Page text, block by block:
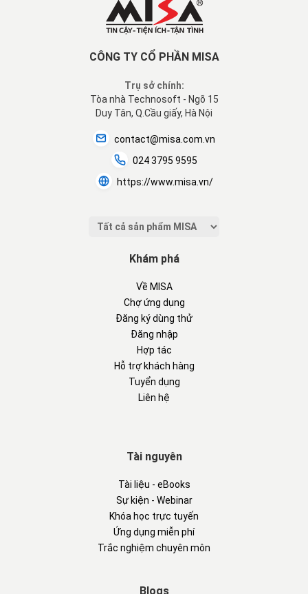
CÔNG TY CỔ PHẦN MISA
Trụ sở chính:
Tòa nhà Technosoft - Ngõ 15
Duy Tân, Q.Cầu giấy, Hà Nội
contact@misa.com.vn
024 3795 9595
https://www.misa.vn/
Khám phá
Về MISA
Chợ ứng dụng
Đăng ký dùng thử
Đăng nhập
Hợp tác
Hỗ trợ khách hàng
Tuyển dụng
Liên hệ
Tài nguyên
Tài liệu - eBooks
Sự kiện - Webinar
Khóa học trực tuyến
Ứng dụng miễn phí
Trắc nghiệm chuyên môn
Blogs